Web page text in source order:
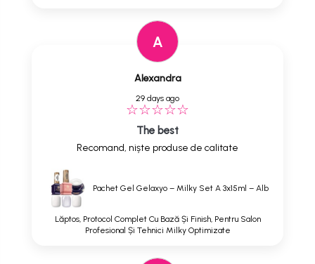
A
Alexandra
29 days ago
The best
Recomand, niște produse de calitate
Pachet Gel Gelaxyo – Milky Set A 3x15ml – Alb
Lăptos, Protocol Complet Cu Bază Și Finish, Pentru Salon
Profesional Și Tehnici Milky Optimizate